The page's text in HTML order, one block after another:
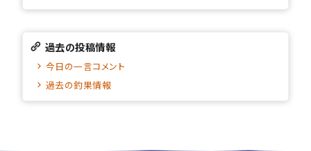
過去の投稿情報
今日の一言コメント
過去の釣果情報